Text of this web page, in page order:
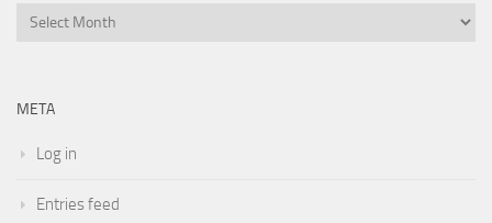
Archives
META
Log in
Entries feed